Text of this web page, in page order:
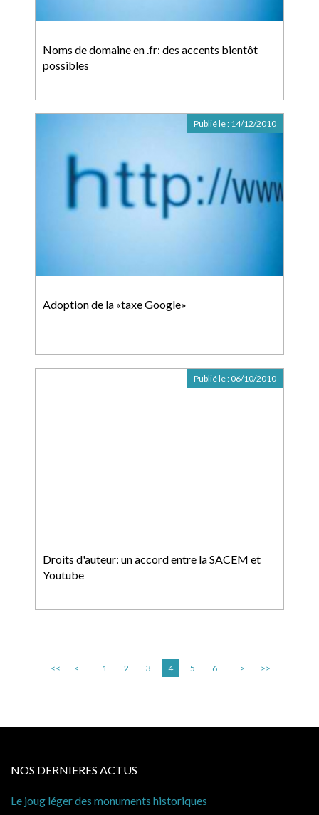
Noms de domaine en .fr: des accents bientôt
possibles
Adoption de la «taxe Google»
Publié le : 14/12/2010
Droits d'auteur: un accord entre la SACEM et
Youtube
Publié le : 06/10/2010
<< < 1 2 3 4 5 6 > >>
NOS DERNIERES ACTUS
Le joug léger des monuments historiques